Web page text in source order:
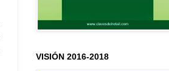
VISIÓN 2016-2018